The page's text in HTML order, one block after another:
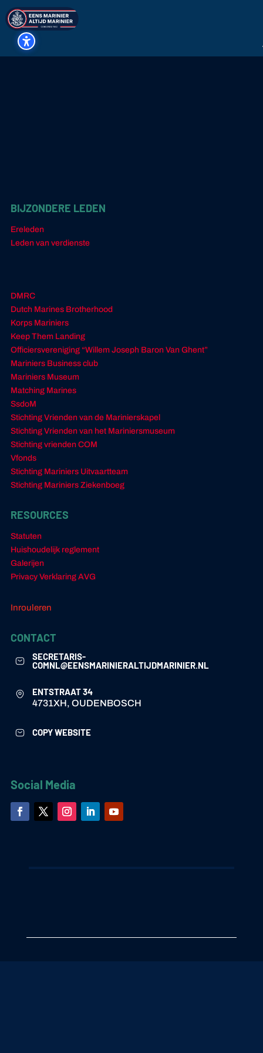
BIJZONDERE LEDEN
Ereleden
Leden van verdienste
DMRC
Dutch Marines Brotherhood
Korps Mariniers
Keep Them Landing
Officiersvereniging “Willem Joseph Baron Van Ghent”
Mariniers Business club
Mariniers Museum
Matching Marines
SsdoM
Stichting Vrienden van de Marinierskapel
Stichting Vrienden van het Mariniersmuseum
Stichting vrienden COM
Vfonds
Stichting Mariniers Uitvaartteam
Stichting Mariniers Ziekenboeg
RESOURCES
Statuten
Huishoudelijk reglement
Galerijen
Privacy Verklaring AVG
Inrouleren
CONTACT
SECRETARIS-
COMNL@EENSMARINIERALTIJDMARINIER.NL
ENTSTRAAT 34
4731XH, OUDENBOSCH
COPY WEBSITE
Social Media